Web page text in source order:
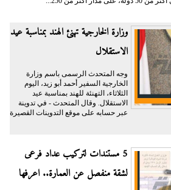
وزارة الخارجية تهنئ الهند بمناسبة عيد
الاستقلال
وجه المتحدث الرسمى باسم وزارة
الخارجية السفير أحمد أبو زيد، اليوم
الثلاثاء، التهنئة للهند بمناسبة عيد
الاستقلال. وقال المتحدث - في تدوينة
عبر حسابه على موقع التدوينات القصيرة
5 مستندات لتركيب عداد فرعى
لشقة منفصل عن العمارة.. اعرفها